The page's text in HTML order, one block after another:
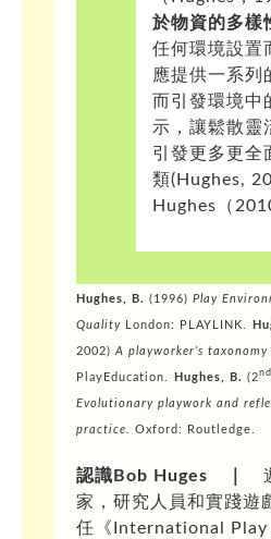
於物資的多樣
任何環境設置
應提供一系列
而引發環境中
示，讓鬆散靈
引發更多更全
類(Hughes,
Hughes（
Hughes, B. (1996) Play
Quality London: PLAYLINK.
2002) A playworker’s
PlayEducation. Hughes, B. (2nd
Evolutionary playwork and
practice. Oxford: Routledge.
認識Bob Huges ｜
家，研究人員和實踐遊
任《International Play